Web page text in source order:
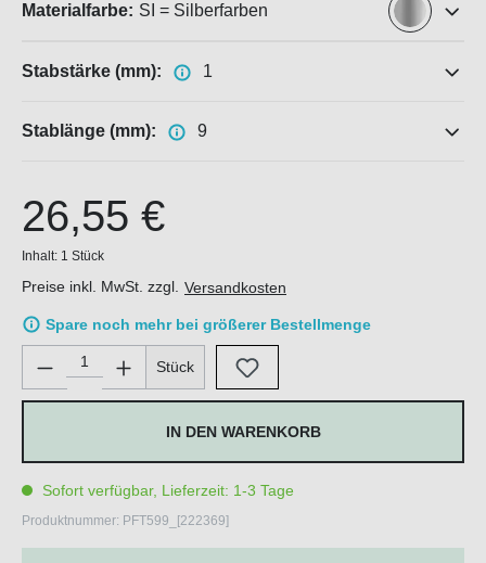
Materialfarbe: SI = Silberfarben
Stabstärke (mm): 1
Stablänge (mm): 9
26,55 €
Inhalt: 1 Stück
Preise inkl. MwSt. zzgl. Versandkosten
Spare noch mehr bei größerer Bestellmenge
Produkt Anzahl: Gib den gewünschten Wert ein oder
Stück
IN DEN WARENKORB
Sofort verfügbar, Lieferzeit: 1-3 Tage
Produktnummer: PFT599_[222369]